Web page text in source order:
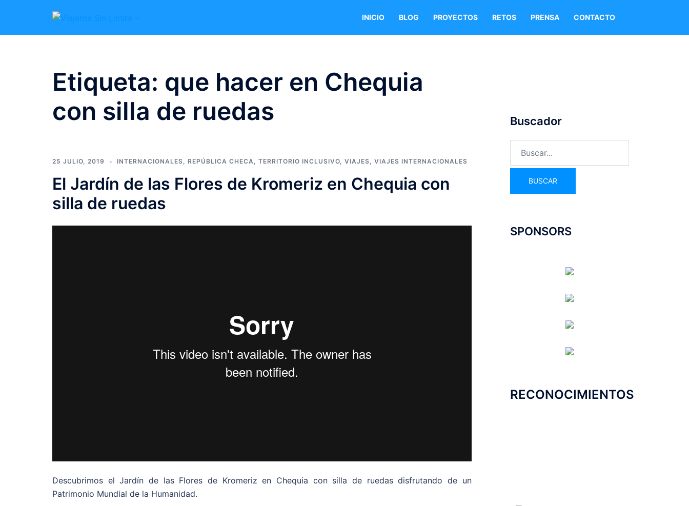
INICIO BLOG PROYECTOS RETOS PRENSA CONTACTO
Etiqueta: que hacer en Chequia
con silla de ruedas
25 JULIO, 2019 INTERNACIONALES, REPÚBLICA CHECA, TERRITORIO INCLUSIVO, VIAJES, VIAJES INTERNACIONALES
El Jardín de las Flores de Kromeriz en Chequia con
silla de ruedas
Descubrimos el Jardín de las Flores de Kromeriz en Chequia con silla de ruedas disfrutando de un
Patrimonio Mundial de la Humanidad.
Buscador
SPONSORS
RECONOCIMIENTOS